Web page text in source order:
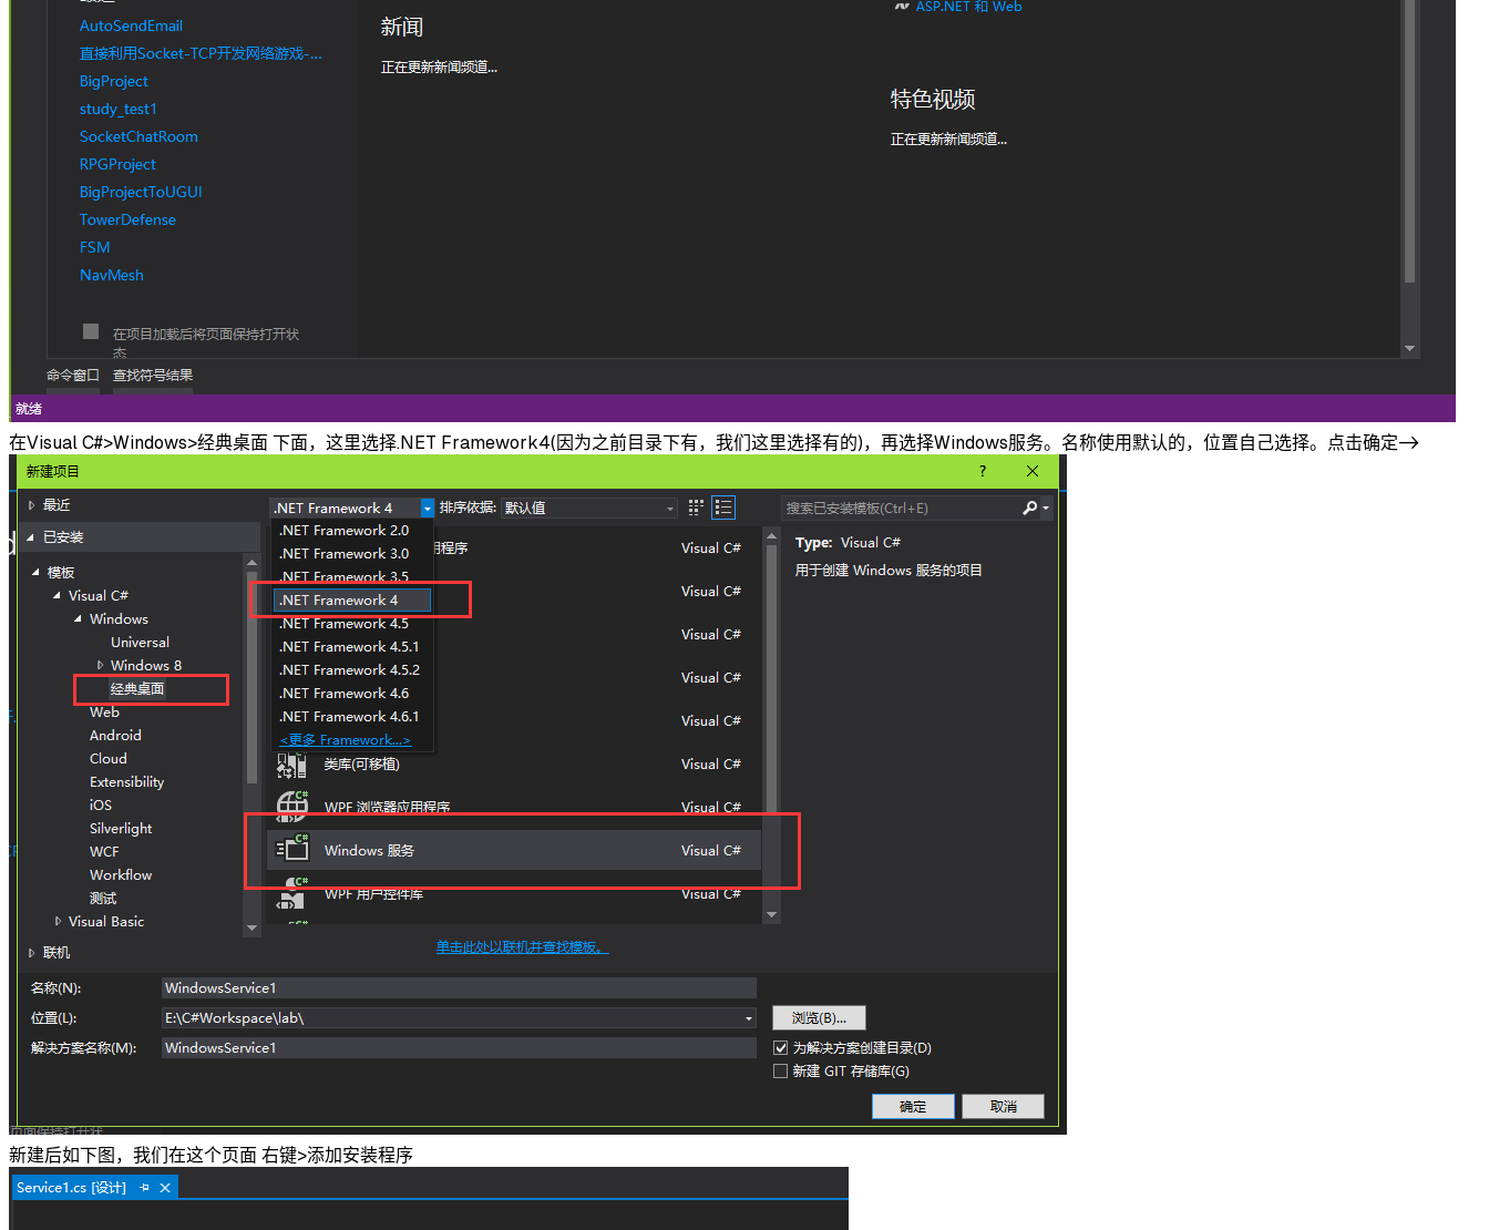
在Visual C#>Windows>经典桌面 下面，这里选择.NET Framework4(因为之前目录下有，我们这里选择有的)，再选择Windows服务。名称使用默认的，位置自己选择。点击确定->
新建后如下图，我们在这个页面 右键>添加安装程序